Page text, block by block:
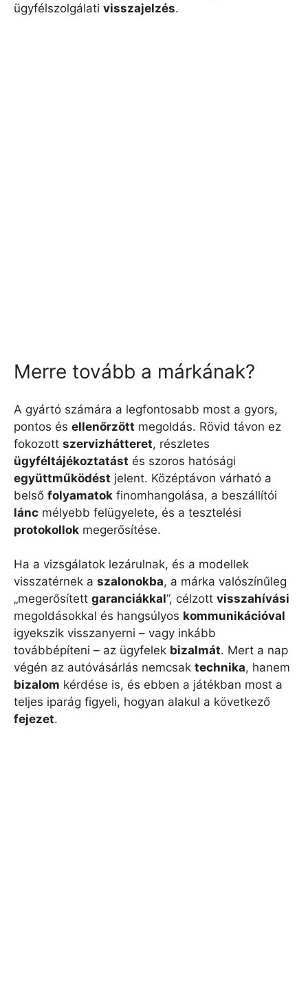
ügyfélszolgálati visszajelzés.
Merre tovább a márkának?
A gyártó számára a legfontosabb most a gyors,
pontos és ellenőrzött megoldás. Rövid távon ez
fokozott szervizhátteret, részletes
ügyféltájékoztatást és szoros hatósági
együttműködést jelent. Középtávon várható a
belső folyamatok finomhangolása, a beszállítói
lánc mélyebb felügyelete, és a tesztelési
protokollok megerősítése.
Ha a vizsgálatok lezárulnak, és a modellek
visszatérnek a szalonokba, a márka valószínűleg
„megerősített garanciákkal”, célzott visszahívási
megoldásokkal és hangsúlyos kommunikációval
igyekszik visszanyerni – vagy inkább
továbbépíteni – az ügyfelek bizalmát. Mert a nap
végén az autóvásárlás nemcsak technika, hanem
bizalom kérdése is, és ebben a játékban most a
teljes iparág figyeli, hogyan alakul a következő
fejezet.